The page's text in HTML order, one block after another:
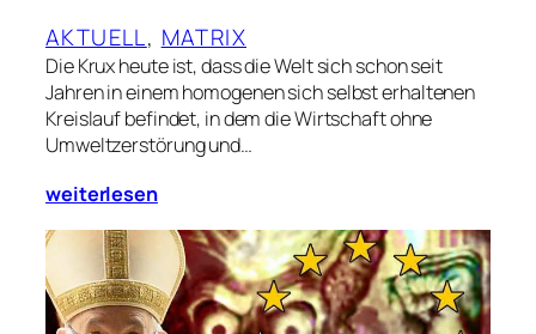
AKTUELL, MATRIX
Die Krux heute ist, dass die Welt sich schon seit
Jahren in einem homogenen sich selbst erhaltenen
Kreislauf befindet, in dem die Wirtschaft ohne
Umweltzerstörung und…
weiterlesen